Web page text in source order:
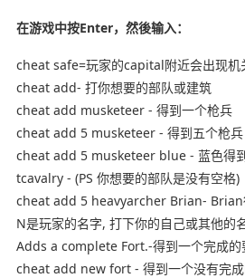
在游戏中按Enter，然後输入：
cheat safe=玩家的capital附近会出现机
cheat add- 打你想要的部队或建筑
cheat add musketeer - 得到一个枪兵
cheat add 5 musketeer - 得到五个枪兵
cheat add 5 musketeer blue - 蓝色得
tcavalry - (PS 你想要的部队是没有空格)
cheat add 5 heavyarcher Brian- Brian
N是玩家的名字, 打下你的自己或其他的
Adds a complete Fort.-得到一个完成的
cheat add new fort - 得到一个没有完